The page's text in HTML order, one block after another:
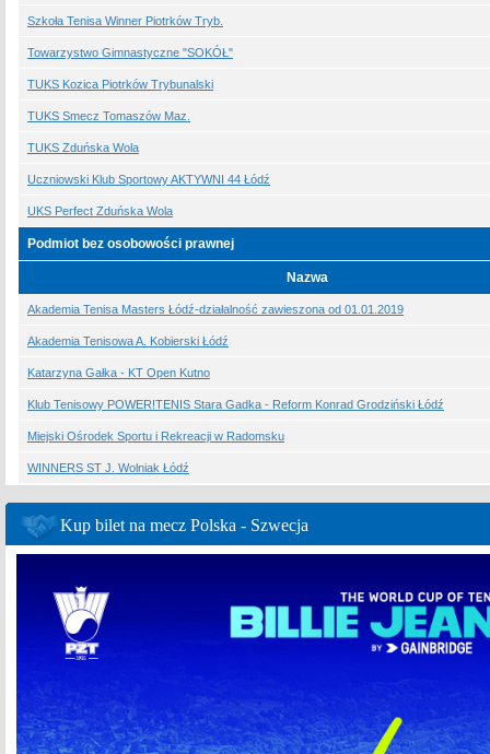
Szkoła Tenisa Winner Piotrków Tryb.
Towarzystwo Gimnastyczne "SOKÓŁ"
TUKS Kozica Piotrków Trybunalski
TUKS Smecz Tomaszów Maz.
TUKS Zduńska Wola
Uczniowski Klub Sportowy AKTYWNI 44 Łódź
UKS Perfect Zduńska Wola
Podmiot bez osobowości prawnej
Nazwa
Akademia Tenisa Masters Łódź-działalność zawieszona od 01.01.2019
Akademia Tenisowa A. Kobierski Łódź
Katarzyna Gałka - KT Open Kutno
Klub Tenisowy POWER!TENIS Stara Gadka - Reform Konrad Grodziński Łódź
Miejski Ośrodek Sportu i Rekreacji w Radomsku
WINNERS ST J. Wolniak Łódź
Kup bilet na mecz Polska - Szwecja